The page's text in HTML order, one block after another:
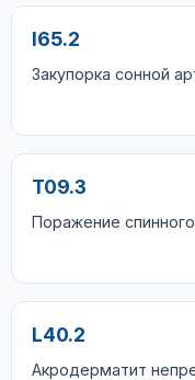
I65.2
Закупорка сонной
T09.3
Поражение
L40.2
Акродерматит